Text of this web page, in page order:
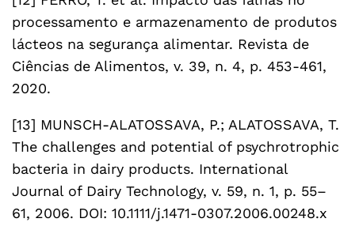
processamento e armazenamento de produtos
lácteos na segurança alimentar. Revista de
Ciências de Alimentos, v. 39, n. 4, p. 453-461,
2020.
[13] MUNSCH-ALATOSSAVA, P.; ALATOSSAVA, T.
The challenges and potential of psychrotrophic
bacteria in dairy products. International
Journal of Dairy Technology, v. 59, n. 1, p. 55–
61, 2006. DOI: 10.1111/j.1471-0307.2006.00248.x